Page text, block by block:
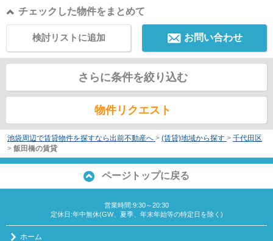
チェックした物件をまとめて
お問い合わせ
検討リストに追加
さらに条件を絞り込む
物件リクエスト
池袋周辺で賃貸物件を探すなら出前不動産へ > (賃貸)地域から探す > 千代田区
> 飯田橋の賃貸
ページトップに戻る
営業時間:9:30～20:30
定休日:年中無休(GW、夏季、年末年始等の特定日を除く)
ホーム